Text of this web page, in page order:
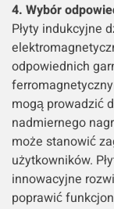
4. Wybór
Płyty indukcyjne
odpowiednich
mogą prowadzić
nadmiernego
może stanowić
użytkowników.
innowacyjne
poprawić